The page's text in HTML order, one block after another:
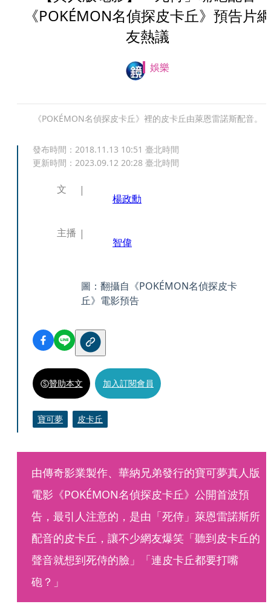
《POKÉMON名偵探皮卡丘》預告片網
友熱議
娛樂
《POKÉMON名偵探皮卡丘》裡的皮卡丘由萊恩雷諾斯配音。
發布時間： 2018.11.13 10:51 臺北時間
更新時間： 2023.09.12 20:28 臺北時間
文
楊政勳
主播
智偉
圖：翻攝自《POKÉMON名偵探皮卡
丘》電影預告
贊助本文 加入訂閱會員
寶可夢 皮卡丘
由傳奇影業製作、華納兄弟發行的寶可夢真人版
電影《POKÉMON名偵探皮卡丘》公開首波預
告，最引人注意的，是由「死侍」萊恩雷諾斯所
配音的皮卡丘，讓不少網友爆笑「聽到皮卡丘的
聲音就想到死侍的臉」「連皮卡丘都要打嘴
砲？」